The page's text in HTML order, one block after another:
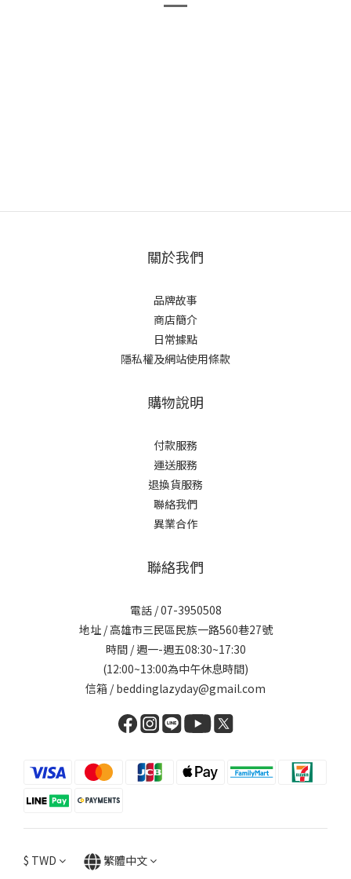
關於我們
品牌故事
商店簡介
日常據點
隱私權及網站使用條款
購物說明
付款服務
運送服務
退換貨服務
聯絡我們
異業合作
聯絡我們
電話 / 07-3950508
地址 / 高雄市三民區民族一路560巷27號
時間 / 週一-週五08:30~17:30
(12:00~13:00為中午休息時間)
信箱 / beddinglazyday@gmail.com
$ TWD 繁體中文